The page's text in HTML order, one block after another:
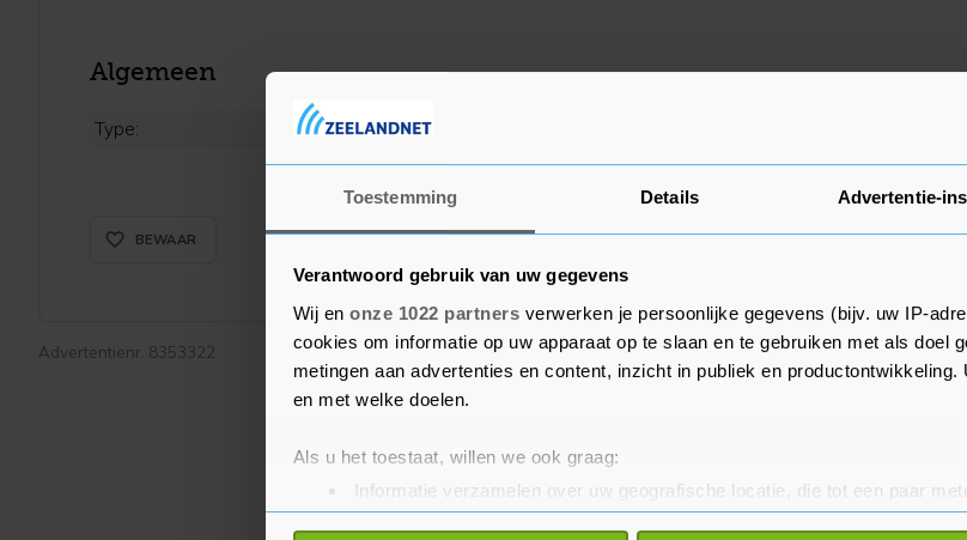
Toestemming Details Advertentie-
Verantwoord gebruik van uw gegevens
Wij en onze 1022 partners verwerken je persoonlijke gegevens (bijv. uw IP-
cookies om informatie op uw apparaat op te slaan en te gebruiken met als doel
metingen aan advertenties en content, inzicht in publiek en
en met welke doelen.
Als u het toestaat, willen we ook graag:
Informatie verzamelen over uw geografische locatie, die tot een paar
Uw apparaat identificeren door het actief te scannen op specifieke
Algemeen
Type:
favorite_border_rounded
BEWAAR
Advertentienr. 8353322